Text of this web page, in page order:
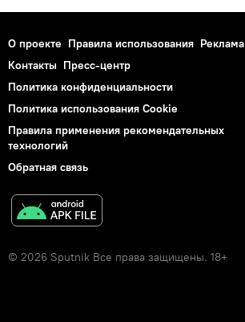
О проекте Правила использования Реклама
Контакты Пресс-центр
Политика конфиденциальности
Политика использования Cookie
Правила применения рекомендательных
технологий
Обратная связь
© 2026 Sputnik Все права защищены. 18+